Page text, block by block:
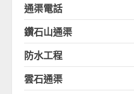
通渠電話
鑽石山通渠
防水工程
雲石通渠